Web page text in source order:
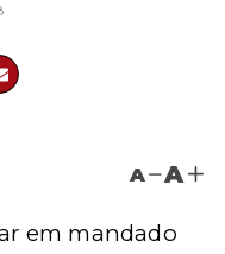
A A
em mandado